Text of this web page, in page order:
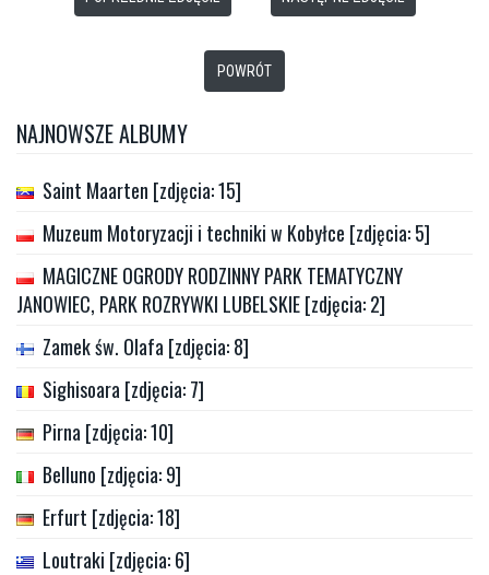
POWRÓT
NAJNOWSZE ALBUMY
Saint Maarten [zdjęcia: 15]
Muzeum Motoryzacji i techniki w Kobyłce [zdjęcia: 5]
MAGICZNE OGRODY RODZINNY PARK TEMATYCZNY
JANOWIEC, PARK ROZRYWKI LUBELSKIE [zdjęcia: 2]
Zamek św. Olafa [zdjęcia: 8]
Sighisoara [zdjęcia: 7]
Pirna [zdjęcia: 10]
Belluno [zdjęcia: 9]
Erfurt [zdjęcia: 18]
Loutraki [zdjęcia: 6]